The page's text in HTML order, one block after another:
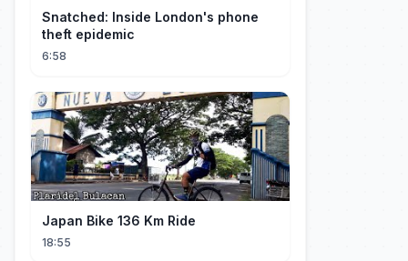
Snatched: Inside London's phone
theft epidemic
6:58
Japan Bike 136 Km Ride
18:55